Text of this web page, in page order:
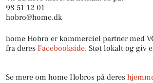
98 51 12 01
hobro@home.dk
home Hobro er kommerciel partner med
fra deres Facebookside. Støt lokalt og giv
Se mere om home Hobros på deres